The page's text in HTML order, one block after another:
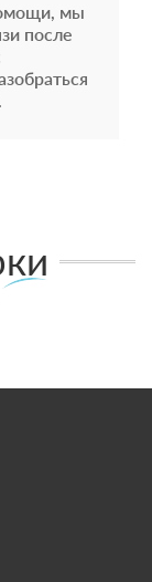
мы
после